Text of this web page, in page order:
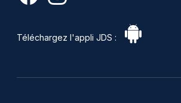
Téléchargez l'appli JDS :